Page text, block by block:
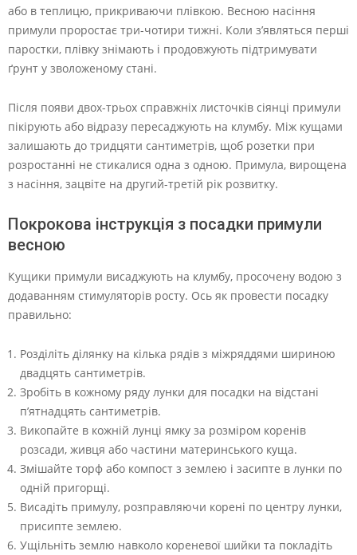
або в теплицю, прикриваючи плівкою. Весною насіння
примули проростає три-чотири тижні. Коли з’являться перші
паростки, плівку знімають і продовжують підтримувати
ґрунт у зволоженому стані.
Після появи двох-трьох справжніх листочків сіянці примули
пікірують або відразу пересаджують на клумбу. Між кущами
залишають до тридцяти сантиметрів, щоб розетки при
розростанні не стикалися одна з одною. Примула, вирощена
з насіння, зацвіте на другий-третій рік розвитку.
Покрокова інструкція з посадки примули
весною
Кущики примули висаджують на клумбу, просочену водою з
додаванням стимуляторів росту. Ось як провести посадку
правильно:
Розділіть ділянку на кілька рядів з міжряддями шириною
двадцять сантиметрів.
Зробіть в кожному ряду лунки для посадки на відстані
п’ятнадцять сантиметрів.
Викопайте в кожній лунці ямку за розміром коренів
розсади, живця або частини материнського куща.
Змішайте торф або компост з землею і засипте в лунки по
одній пригорщі.
Висадіть примулу, розправляючи корені по центру лунки,
присипте землею.
Ущільніть землю навколо кореневої шийки та покладіть